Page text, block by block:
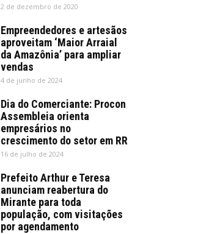
2 de dezembro de 2020
Empreendedores e artesãos
aproveitam ‘Maior Arraial
da Amazônia’ para ampliar
vendas
4 de junho de 2024
Dia do Comerciante: Procon
Assembleia orienta
empresários no
crescimento do setor em RR
16 de julho de 2024
Prefeito Arthur e Teresa
anunciam reabertura do
Mirante para toda
população, com visitações
por agendamento